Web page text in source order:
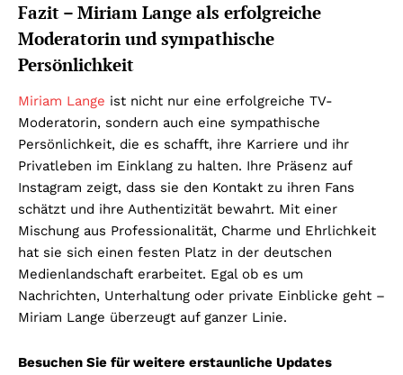
Fazit – Miriam Lange als erfolgreiche
Moderatorin und sympathische
Persönlichkeit
Miriam Lange ist nicht nur eine erfolgreiche TV-
Moderatorin, sondern auch eine sympathische
Persönlichkeit, die es schafft, ihre Karriere und ihr
Privatleben im Einklang zu halten. Ihre Präsenz auf
Instagram zeigt, dass sie den Kontakt zu ihren Fans
schätzt und ihre Authentizität bewahrt. Mit einer
Mischung aus Professionalität, Charme und Ehrlichkeit
hat sie sich einen festen Platz in der deutschen
Medienlandschaft erarbeitet. Egal ob es um
Nachrichten, Unterhaltung oder private Einblicke geht –
Miriam Lange überzeugt auf ganzer Linie.
Besuchen Sie für weitere erstaunliche Updates